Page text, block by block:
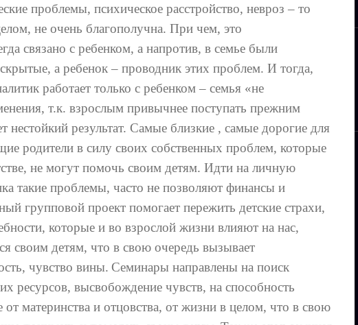
проблемы, психическое расстройство, невроз – то
не очень благополучна. При чем, это
связано с ребенком, а напротив, в семье были
а ребенок – проводник этих проблем. И тогда,
работает только с ребенком – семья «не
т.к. взрослым привычнее поступать прежним
нестойкий результат. Самые близкие , самые дорогие для
родители в силу своих собственных проблем, которые
не могут помочь своим детям. Идти на личную
такие проблемы, часто не позволяют финансы и
групповой проект помогает пережить детские страхи,
которые и во взрослой жизни влияют на нас,
своим детям, что в свою очередь вызывает
чувство вины. Семинары направлены на поиск
ресурсов, высвобождение чувств, на способность
от материнства и отцовства, от жизни в целом, что в свою